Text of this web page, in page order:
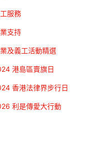
服務
支持
及義工活動精選
港島區賣旗日
香港法律界步行日
利是傳愛大行動